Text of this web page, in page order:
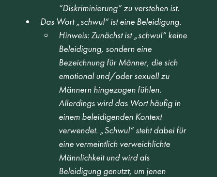
“Diskriminierung” zu verstehen ist.
Das Wort „schwul“ ist eine Beleidigung.
Hinweis: Zunächst ist „schwul“ keine
Beleidigung, sondern eine
Bezeichnung für Männer, die sich
emotional und/oder sexuell zu
Männern hingezogen fühlen.
Allerdings wird das Wort häufig in
einem beleidigenden Kontext
verwendet. „Schwul“ steht dabei für
eine vermeintlich verweichlichte
Männlichkeit und wird als
Beleidigung genutzt, um jenen